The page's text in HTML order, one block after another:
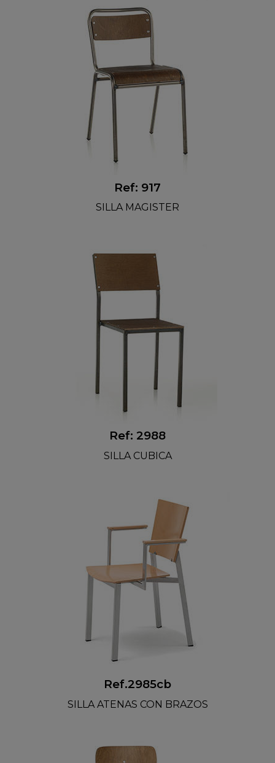
Ref: 917
SILLA MAGISTER
Ref: 2988
SILLA CUBICA
Ref.2985cb
SILLA ATENAS CON BRAZOS